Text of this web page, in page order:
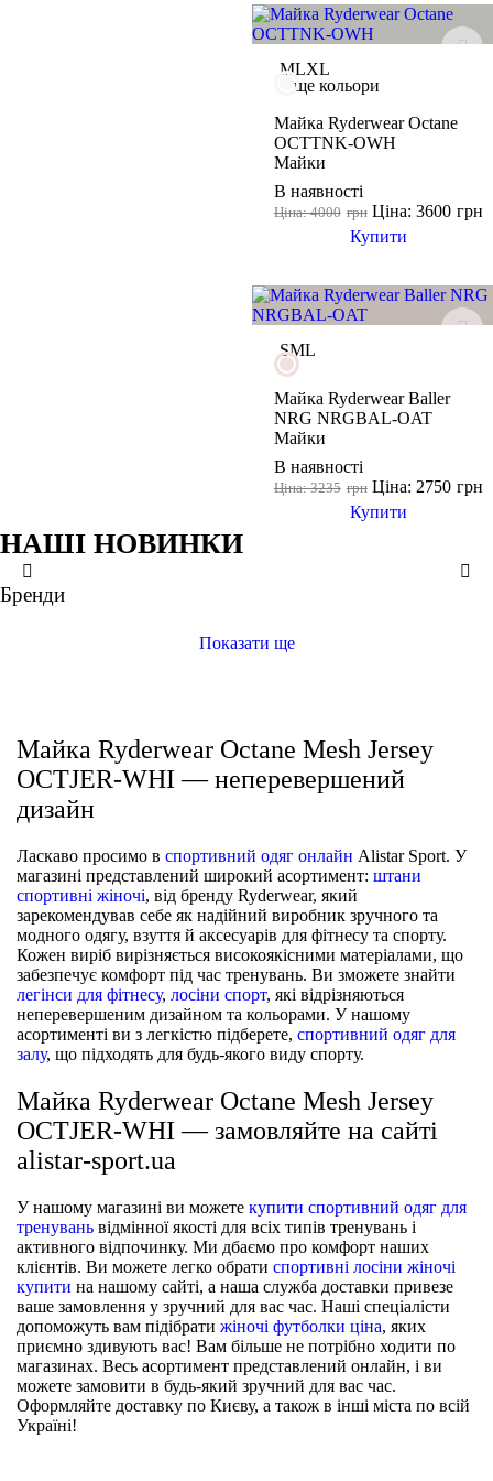
обміну та поверненню
товар не використовувався
і зберігся в тому вигляді, в
якому його купували
минуло менше двох тижнів
товару
є касовий або товарний чек
MLXL
ще кольори
Майка Ryderwear Octane
OCTTNK-OWH
Майки
В наявності
грн
Ціна: 4000 грн
Ціна: 3600
Купити
SML
Майка Ryderwear Baller
NRG NRGBAL-OAT
Майки
В наявності
грн
Ціна: 3235 грн
Ціна: 2750
Купити
НАШІ НОВИНКИ
M ще кольори
S
M ще кольори
M
Бренди
Показати ще
Майка Ryderwear Octane Mesh Jersey
OCTJER-WHI — неперевершений
дизайн
Ласкаво просимо в спортивний одяг онлайн Alistar Sport. У
магазині представлений широкий асортимент: штани
спортивні жіночі, від бренду Ryderwear, який
зарекомендував себе як надійний виробник зручного та
модного одягу, взуття й аксесуарів для фітнесу та спорту.
Кожен виріб вирізняється високоякісними матеріалами, що
забезпечує комфорт під час тренувань. Ви зможете знайти
легінси для фітнесу, лосіни спорт, які відрізняються
неперевершеним дизайном та кольорами. У нашому
асортименті ви з легкістю підберете, спортивний одяг для
залу, що підходять для будь-якого виду спорту.
Майка Ryderwear Octane Mesh Jersey
OCTJER-WHI — замовляйте на сайті
alistar-sport.ua
У нашому магазині ви можете купити спортивний одяг для
тренувань відмінної якості для всіх типів тренувань і
активного відпочинку. Ми дбаємо про комфорт наших
клієнтів. Ви можете легко обрати спортивні лосіни жіночі
купити на нашому сайті, а наша служба доставки привезе
ваше замовлення у зручний для вас час. Наші спеціалісти
допоможуть вам підібрати жіночі футболки ціна, яких
приємно здивують вас! Вам більше не потрібно ходити по
магазинах. Весь асортимент представлений онлайн, і ви
можете замовити в будь-який зручний для вас час.
Оформляйте доставку по Києву, а також в інші міста по всій
Україні!